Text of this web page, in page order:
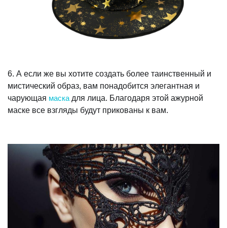
6. А если же вы хотите создать более таинственный и
мистический образ, вам понадобится элегантная и
чарующая маска для лица. Благодаря этой ажурной
маске все взгляды будут прикованы к вам.